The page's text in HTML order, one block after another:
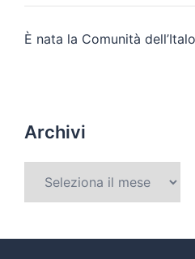
È nata la Comunità
Archivi